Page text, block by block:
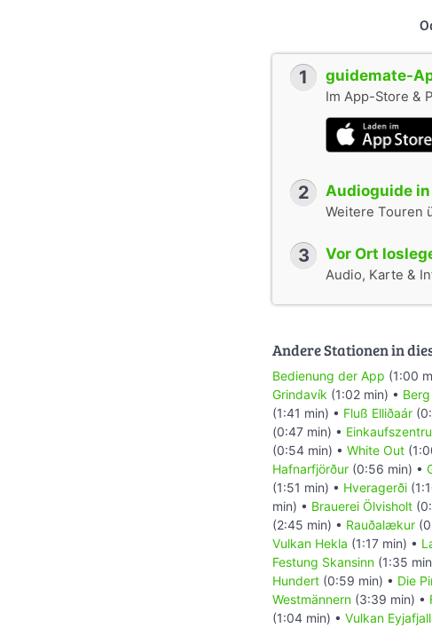
1 guidemate-
Im App-Store &
2 Audioguide
Weitere Touren
3 Vor Ort
Audio, Karte &
Andere Stationen in
Bedienung der App (1:00
Grindavík (1:02 min) •
(1:41 min) • Fluß Elliðaár
(0:47 min) •
(0:54 min) • White Out
Hafnarfjörður (0:56 min) •
(1:51 min) • Hveragerði
min) • Brauerei Ölvisholt
(2:45 min) • Rauðalækur
Vulkan Hekla (1:17 min) •
Festung Skansinn (1:35
Hundert (0:59 min) • Die
Westmännern (3:39 min) •
(1:04 min) • Vulkan